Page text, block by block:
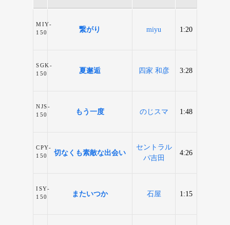
MIY-
150
繋がり miyu 1:20
SGK-
150
夏邂逅 四家 和彦 3:28
NJS-
150
もう一度 のじスマ 1:48
CPY-
150
切なくも素敵な出会い
セントラル
パ吉田
4:26
ISY-
150
またいつか 石屋 1:15